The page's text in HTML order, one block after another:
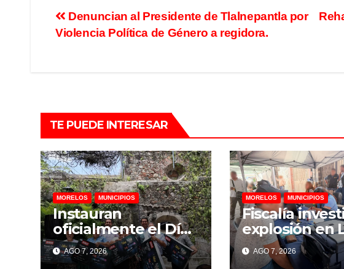
Denuncian al Presidente de Tlalnepantla por
Violencia Política de Género a regidora.
TE PUEDE INTERESAR
MORELOS MUNICIPIOS
Instauran
oficialmente el Día
del Comerciante en
Temixco
AGO 7, 2026
MORELOS MUNICIPIOS
Fiscalía
explosión en
Granjas;
personas
AGO 7, 2026